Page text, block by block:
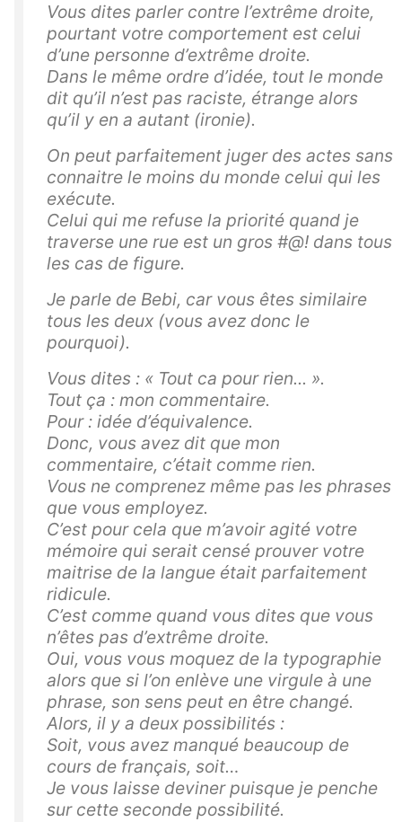
Vous dites parler contre l’extrême droite,
pourtant votre comportement est celui
d’une personne d’extrême droite.
Dans le même ordre d’idée, tout le monde
dit qu’il n’est pas raciste, étrange alors
qu’il y en a autant (ironie).
On peut parfaitement juger des actes sans
connaitre le moins du monde celui qui les
exécute.
Celui qui me refuse la priorité quand je
traverse une rue est un gros #@! dans tous
les cas de figure.
Je parle de Bebi, car vous êtes similaire
tous les deux (vous avez donc le
pourquoi).
Vous dites : « Tout ca pour rien... ».
Tout ça : mon commentaire.
Pour : idée d’équivalence.
Donc, vous avez dit que mon
commentaire, c’était comme rien.
Vous ne comprenez même pas les phrases
que vous employez.
C’est pour cela que m’avoir agité votre
mémoire qui serait censé prouver votre
maitrise de la langue était parfaitement
ridicule.
C’est comme quand vous dites que vous
n’êtes pas d’extrême droite.
Oui, vous vous moquez de la typographie
alors que si l’on enlève une virgule à une
phrase, son sens peut en être changé.
Alors, il y a deux possibilités :
Soit, vous avez manqué beaucoup de
cours de français, soit…
Je vous laisse deviner puisque je penche
sur cette seconde possibilité.